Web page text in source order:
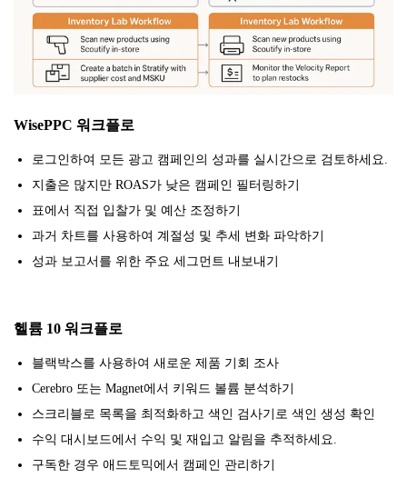
WisePPC 워크플로
로그인하여 모든 광고 캠페인의 성과를 실시간으로 검토하세요.
지출은 많지만 ROAS가 낮은 캠페인 필터링하기
표에서 직접 입찰가 및 예산 조정하기
과거 차트를 사용하여 계절성 및 추세 변화 파악하기
성과 보고서를 위한 주요 세그먼트 내보내기
헬륨 10 워크플로
블랙박스를 사용하여 새로운 제품 기회 조사
Cerebro 또는 Magnet에서 키워드 볼륨 분석하기
스크리블로 목록을 최적화하고 색인 검사기로 색인 생성 확인
수익 대시보드에서 수익 및 재입고 알림을 추적하세요.
구독한 경우 애드토믹에서 캠페인 관리하기